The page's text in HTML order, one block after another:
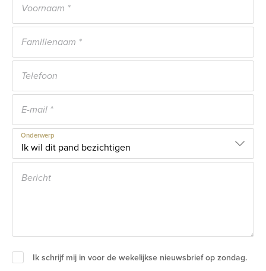
Onderwerp
Ik schrijf mij in voor de wekelijkse nieuwsbrief op zondag.